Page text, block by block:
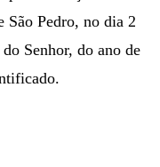
São Pedro, no dia 2
Senhor, do ano de